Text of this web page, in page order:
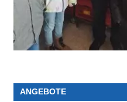
ANGEBOTE